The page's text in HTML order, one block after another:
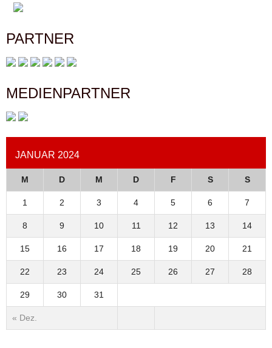
PARTNER
MEDIENPARTNER
JANUAR 2024
M D M D F S S
« Dez.
1 2 3 4 5 6 7
8 9 10 11 12 13 14
15 16 17 18 19 20 21
22 23 24 25 26 27 28
29 30 31